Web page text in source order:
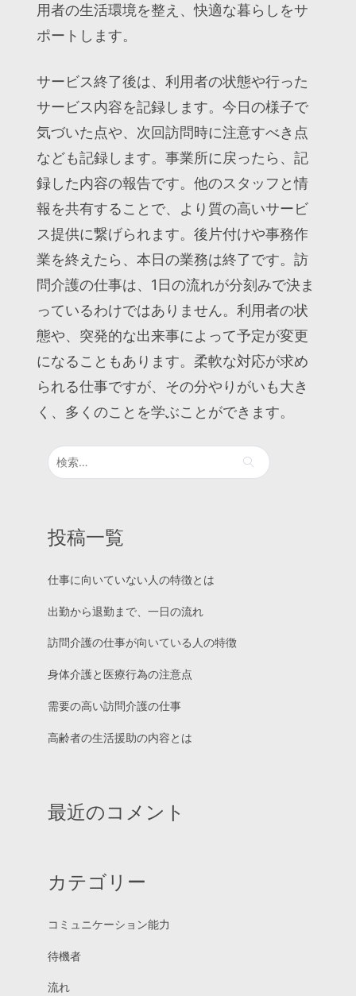
用者の生活環境を整え、快適な暮らしをサ
ポートします。
サービス終了後は、利用者の状態や行った
サービス内容を記録します。今日の様子で
気づいた点や、次回訪問時に注意すべき点
なども記録します。事業所に戻ったら、記
録した内容の報告です。他のスタッフと情
報を共有することで、より質の高いサービ
ス提供に繋げられます。後片付けや事務作
業を終えたら、本日の業務は終了です。訪
問介護の仕事は、1日の流れが分刻みで決ま
っているわけではありません。利用者の状
態や、突発的な出来事によって予定が変更
になることもあります。柔軟な対応が求め
られる仕事ですが、その分やりがいも大き
く、多くのことを学ぶことができます。
検
索:
投稿一覧
仕事に向いていない人の特徴とは
出勤から退勤まで、一日の流れ
訪問介護の仕事が向いている人の特徴
身体介護と医療行為の注意点
需要の高い訪問介護の仕事
高齢者の生活援助の内容とは
最近のコメント
カテゴリー
コミュニケーション能力
待機者
流れ